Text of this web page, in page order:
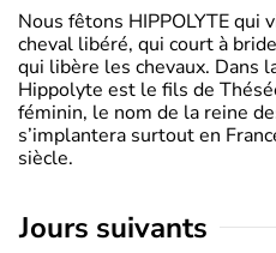
Nous fêtons HIPPOLYTE qui
cheval libéré, qui court à
qui libère les chevaux. Dans
Hippolyte est le fils de
féminin, le nom de la reine
s’implantera surtout en
siècle.
jours suivants